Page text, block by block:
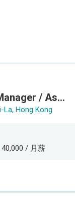
Security Manager / Assistant Security Manager
La, Hong Kong
/ 月薪